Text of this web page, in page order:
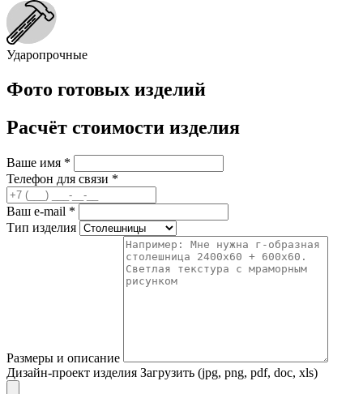
Ударопрочные
Фото готовых изделий
Расчёт стоимости изделия
Ваше имя *
Телефон для связи *
Ваш e-mail *
Тип изделия
Размеры и описание
Дизайн-проект изделия Загрузить (jpg, png, pdf, doc, xls)